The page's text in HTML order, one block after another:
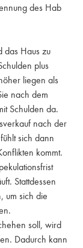
des Hab
das Haus zu
plus
liegen als
nach dem
Schulden da.
nach der
sich dann
kommt.
Stattdessen
um sich die
soll, wird
Dadurch kann